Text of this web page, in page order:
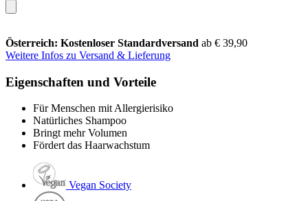
Österreich: Kostenloser Standardversand ab € 39,90
Weitere Infos zu Versand & Lieferung
Eigenschaften und Vorteile
Für Menschen mit Allergierisiko
Natürliches Shampoo
Bringt mehr Volumen
Fördert das Haarwachstum
Vegan Society